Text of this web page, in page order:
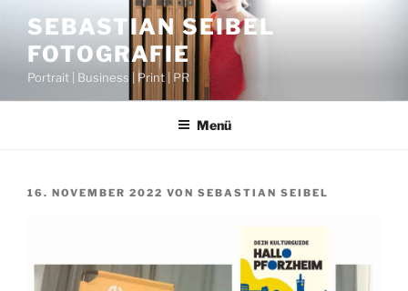
Inhalt
springen
SEBASTIAN SEIBEL
FOTOGRAFIE
Portrait | Business | Print | PR
Menü
VERÖFFENTLICHT
16. NOVEMBER 2022 VON SEBASTIAN SEIBEL